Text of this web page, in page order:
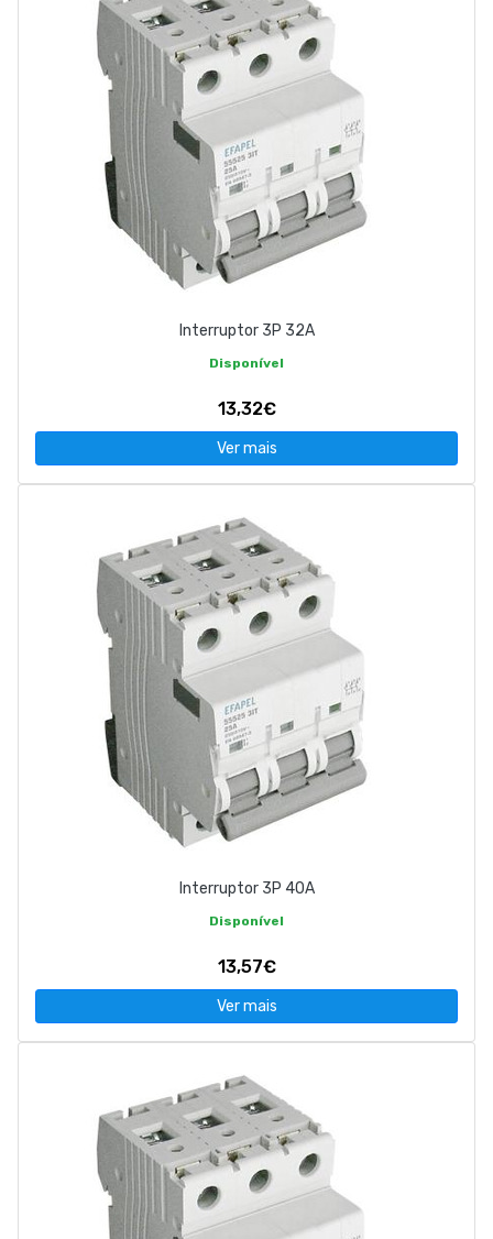
Interruptor 3P 32A
Disponível
13,32€
Ver mais
Interruptor 3P 40A
Disponível
13,57€
Ver mais